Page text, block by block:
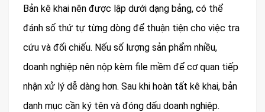
Bản kê khai nên được lập dưới dạng bảng, có thể
đánh số thứ tự từng dòng để thuận tiện cho việc tra
cứu và đối chiếu. Nếu số lượng sản phẩm nhiều,
doanh nghiệp nên nộp kèm file mềm để cơ quan tiếp
nhận xử lý dễ dàng hơn. Sau khi hoàn tất kê khai, bản
danh mục cần ký tên và đóng dấu doanh nghiệp.